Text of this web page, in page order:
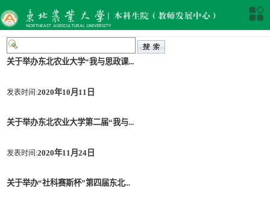
关于举办东北农业大学“我与思政课...
发表时间:2020年10月11日
关于举办东北农业大学第二届“我与...
发表时间:2020年11月24日
关于举办“社科赛斯杯”第四届东北...